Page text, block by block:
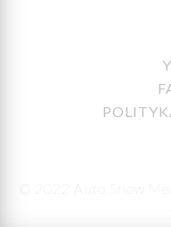
© 2022 Auto Show